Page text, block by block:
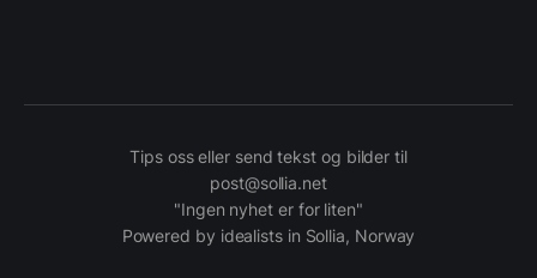
Tips oss eller send tekst og bilder til
post@sollia.net
"Ingen nyhet er for liten"
Powered by idealists in Sollia, Norway